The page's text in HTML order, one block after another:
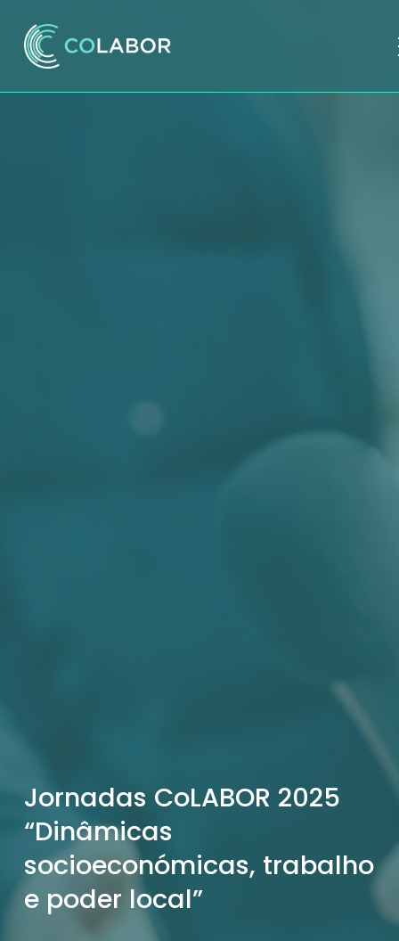
Jornadas CoLABOR 2025
“Dinâmicas
socioeconómicas, trabalho
e poder local”